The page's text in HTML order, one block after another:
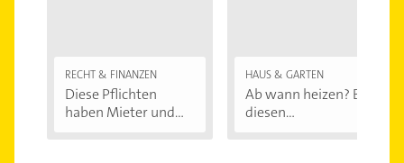
RECHT & FINANZEN
Diese Pflichten
haben Mieter und...
HAUS & GARTEN
Ab wann heizen? Bei
diesen